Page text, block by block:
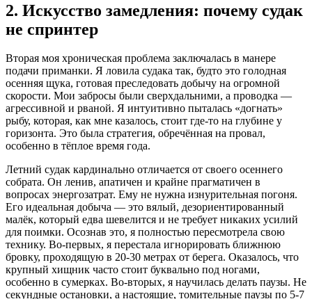
2. Искусство замедления: почему судак
не спринтер
Вторая моя хроническая проблема заключалась в манере
подачи приманки. Я ловила судака так, будто это голодная
осенняя щука, готовая преследовать добычу на огромной
скорости. Мои забросы были сверхдальними, а проводка —
агрессивной и рваной. Я интуитивно пыталась «догнать»
рыбу, которая, как мне казалось, стоит где-то на глубине у
горизонта. Это была стратегия, обречённая на провал,
особенно в тёплое время года.
Летний судак кардинально отличается от своего осеннего
собрата. Он ленив, апатичен и крайне прагматичен в
вопросах энергозатрат. Ему не нужна изнурительная погоня.
Его идеальная добыча — это вялый, дезориентированный
малёк, который едва шевелится и не требует никаких усилий
для поимки. Осознав это, я полностью пересмотрела свою
технику. Во-первых, я перестала игнорировать ближнюю
бровку, проходящую в 20-30 метрах от берега. Оказалось, что
крупный хищник часто стоит буквально под ногами,
особенно в сумерках. Во-вторых, я научилась делать паузы. Не
секундные остановки, а настоящие, томительные паузы по 5-7